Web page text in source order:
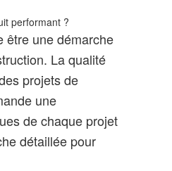
performant ?
être une démarche
La qualité
projets de
une
de chaque projet
détaillée pour